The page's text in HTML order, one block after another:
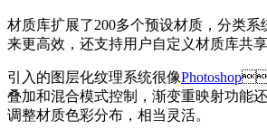
材质库扩展了200多个预设材质，分类系
来更高效，还支持用户自定义材质库共享
引入的图层化纹理系统很像Photoshop
叠加和混合模式控制，渐变重映射功
调整材质色彩分布，相当灵活。